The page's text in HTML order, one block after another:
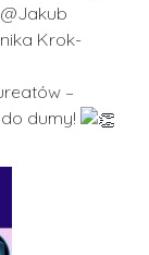
Krok-
–
dumy!